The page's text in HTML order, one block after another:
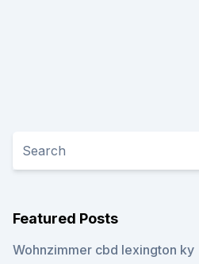
Featured Posts
Wohnzimmer cbd lexington ky